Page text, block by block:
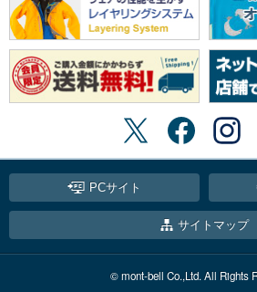
PCサイト
サイトマップ
© mont-bell Co.,Ltd. All Rights